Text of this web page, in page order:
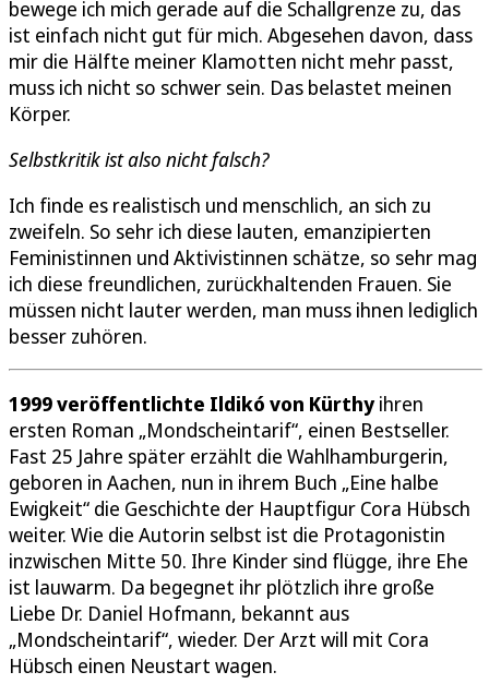
bewege ich mich gerade auf die Schallgrenze zu, das
ist einfach nicht gut für mich. Abgesehen davon, dass
mir die Hälfte meiner Klamotten nicht mehr passt,
muss ich nicht so schwer sein. Das belastet meinen
Körper.
Selbstkritik ist also nicht falsch?
Ich finde es realistisch und menschlich, an sich zu
zweifeln. So sehr ich diese lauten, emanzipierten
Feministinnen und Aktivistinnen schätze, so sehr mag
ich diese freundlichen, zurückhaltenden Frauen. Sie
müssen nicht lauter werden, man muss ihnen lediglich
besser zuhören.
1999 veröffentlichte Ildikó von Kürthyihren
ersten Roman „Mondscheintarif“, einen Bestseller.
Fast 25 Jahre später erzählt die Wahlhamburgerin,
geboren in Aachen, nun in ihrem Buch „Eine halbe
Ewigkeit“ die Geschichte der Hauptfigur Cora Hübsch
weiter. Wie die Autorin selbst ist die Protagonistin
inzwischen Mitte 50. Ihre Kinder sind flügge, ihre Ehe
ist lauwarm. Da begegnet ihr plötzlich ihre große
Liebe Dr. Daniel Hofmann, bekannt aus
„Mondscheintarif“, wieder. Der Arzt will mit Cora
Hübsch einen Neustart wagen.